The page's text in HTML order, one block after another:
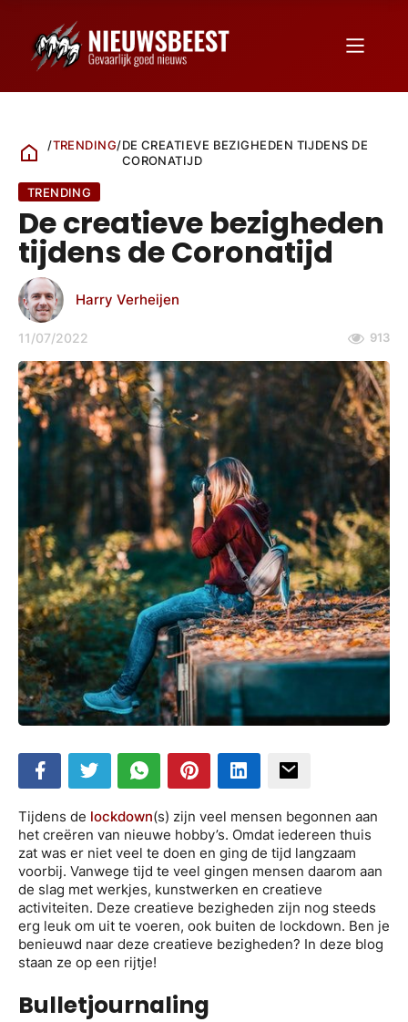
/TRENDING/DE CREATIEVE BEZIGHEDEN TIJDENS DE
CORONATIJD
TRENDING
De creatieve bezigheden
tijdens de Coronatijd
Harry Verheijen
11/07/2022 913
Tijdens de lockdown(s) zijn veel mensen begonnen aan
het creëren van nieuwe hobby’s. Omdat iedereen thuis
zat was er niet veel te doen en ging de tijd langzaam
voorbij. Vanwege tijd te veel gingen mensen daarom aan
de slag met werkjes, kunstwerken en creatieve
activiteiten. Deze creatieve bezigheden zijn nog steeds
erg leuk om uit te voeren, ook buiten de lockdown. Ben je
benieuwd naar deze creatieve bezigheden? In deze blog
staan ze op een rijtje!
Bulletjournaling